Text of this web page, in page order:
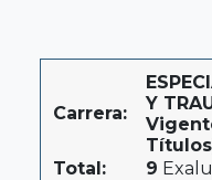
Carrera:
Y
Total:
9